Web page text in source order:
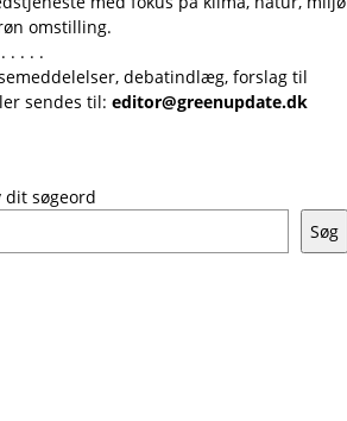
omstilling.
. . . .
debatindlæg, forslag til
sendes til: editor@greenupdate.dk
dit søgeord
Søg